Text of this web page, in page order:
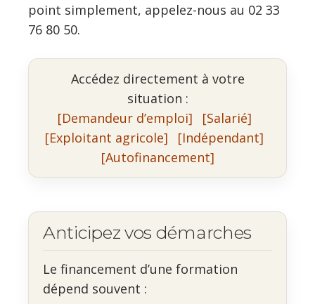
point simplement, appelez-nous au 02 33
76 80 50.
Accédez directement à votre
situation :
[Demandeur d’emploi]
[Salarié]
[Exploitant agricole]
[Indépendant]
[Autofinancement]
Anticipez vos démarches
Le financement d’une formation
dépend souvent :